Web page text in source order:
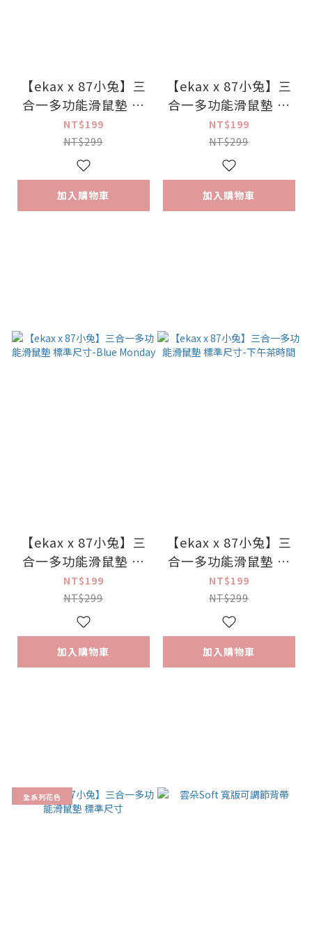
【ekax x 87小兔】三
合一多功能滑鼠墊 標
準尺寸-沙灘派對
NT$199
NT$299
加入購物車
【ekax x 87小兔】三
合一多功能滑鼠墊 標
準尺寸-Go Camping
NT$199
NT$299
加入購物車
【ekax x 87小兔】三
合一多功能滑鼠墊 標
準尺寸-Blue Monday
NT$199
NT$299
加入購物車
【ekax x 87小兔】三
合一多功能滑鼠墊 標
準尺寸-下午茶時間
NT$199
NT$299
加入購物車
全系列花色